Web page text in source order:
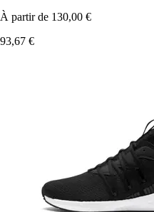
À partir de 130,00 €
93,67 €